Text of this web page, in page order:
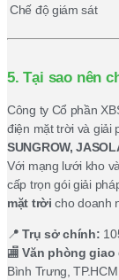
Chế độ giám sát
5. Tại sao nên
Công ty Cổ phần
điện mặt trời và giải
SUNGROW,
Với mạng lưới kho
cấp trọn gói giải
mặt trời cho doanh
📍Trụ sở chính:
🏬Văn phòng giao
Bình Trưng, TP.HCM